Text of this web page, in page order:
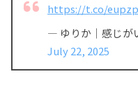
https://t.co/
— ゆりか｜感じが
July 22, 2025